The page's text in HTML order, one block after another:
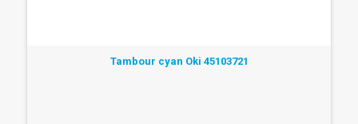
Tambour cyan Oki 45103721